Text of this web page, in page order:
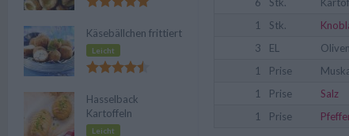
1
Stk.
3
EL
1
Prise
1
Prise
Salz
1
Prise
Käsebällchen frittiert
Leicht
Hasselback
Kartoffeln
Leicht